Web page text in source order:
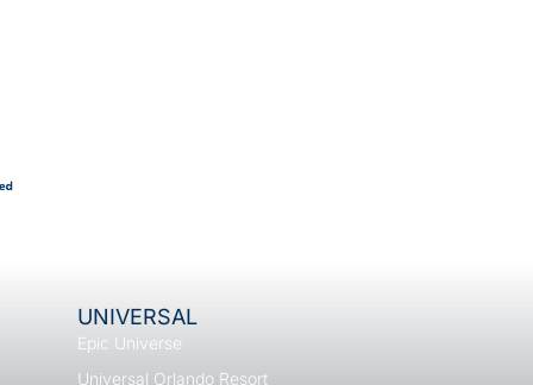
UNIVERSAL
Epic Universe
Universal Orlando Resort